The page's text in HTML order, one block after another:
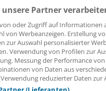
Problem beim Login?
ist mit wenigen
des kostenlosen
Analysen, Hintergründe
Interviews und Praxis-
auf allemedizinischen
Partner
oder Zugriff auf Informationen
von Werbeanzeigen. Erstellung
zur Auswahl personalisierter
Verwendung von Profilen zur
Messung der Performance
von Daten aus
reduzierter Daten zur